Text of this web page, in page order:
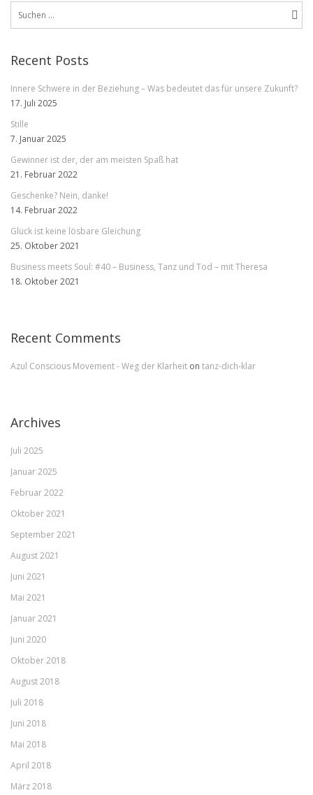
Beiträge
Suchen
Recent Posts
Innere Schwere in der Beziehung – Was bedeutet das für unsere Zukunft?
17. Juli 2025
Stille
7. Januar 2025
Gewinner ist der, der am meisten Spaß hat
21. Februar 2022
Geschenke? Nein, danke!
14. Februar 2022
Glück ist keine lösbare Gleichung
25. Oktober 2021
Business meets Soul: #40 – Business, Tanz und Tod – mit Theresa
18. Oktober 2021
Recent Comments
Azul Conscious Movement - Weg der Klarheit on tanz-dich-klar
Archives
Juli 2025
Januar 2025
Februar 2022
Oktober 2021
September 2021
August 2021
Juni 2021
Mai 2021
Januar 2021
Juni 2020
Oktober 2018
August 2018
Juli 2018
Juni 2018
Mai 2018
April 2018
März 2018